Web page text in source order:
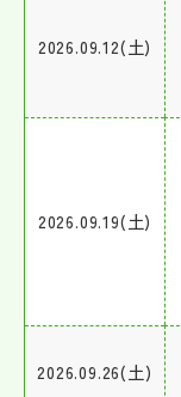
2026.09.12(土)
2026.09.19(土)
2026.09.26(土)